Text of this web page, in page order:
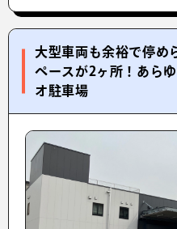
大型車両も余裕で停め
ペースが2ヶ所！あら
オ駐車場